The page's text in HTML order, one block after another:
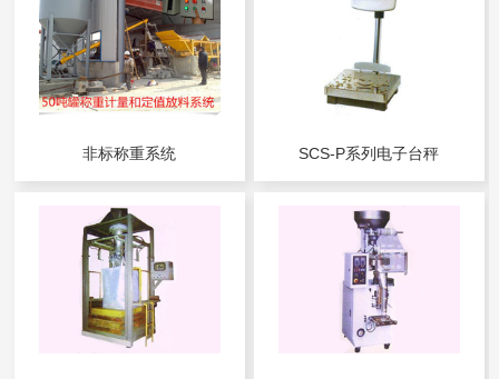
非标称重系统 SCS-P系列电子台秤